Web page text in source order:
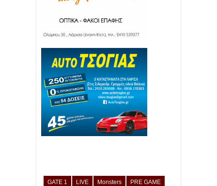
GATE 1 LIVE Monsters
PRE GAME